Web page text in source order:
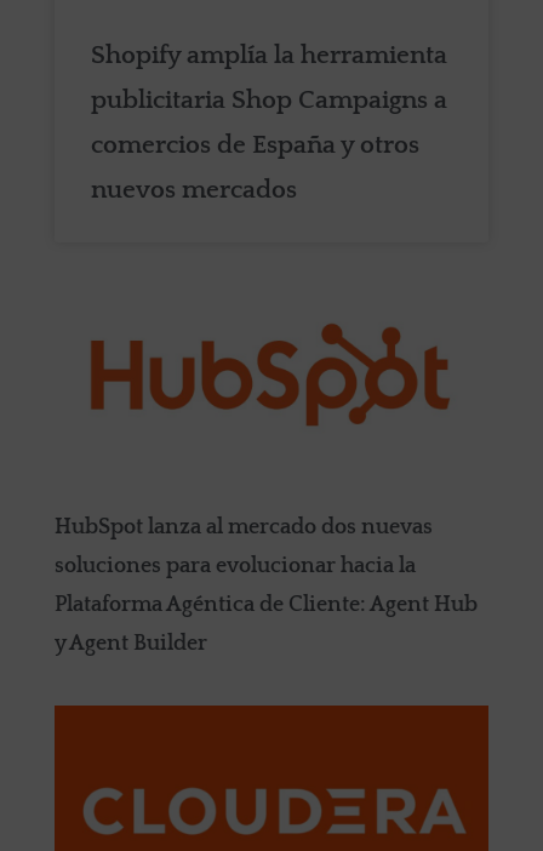
Shopify amplía la herramienta
publicitaria Shop Campaigns a
comercios de España y otros
nuevos mercados
HubSpot lanza al mercado dos nuevas
soluciones para evolucionar hacia la
Plataforma Agéntica de Cliente: Agent Hub
y Agent Builder